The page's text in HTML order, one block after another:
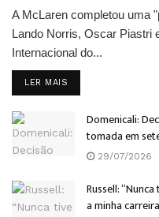
A McLaren completou uma
Lando Norris, Oscar Piastri
Internacional do...
LER MAIS
Domenicali:
tomada em
29/07/2026
Russell:
a minha